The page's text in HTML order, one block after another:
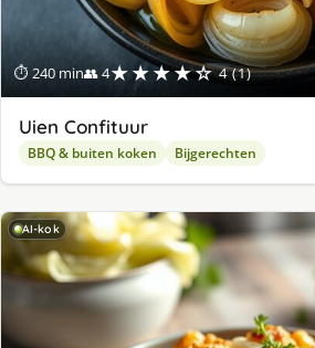
⏱ 240 min👥 4★★★★☆ 4 (1)
Uien Confituur
BBQ & buiten koken Bijgerechten
AI-kok